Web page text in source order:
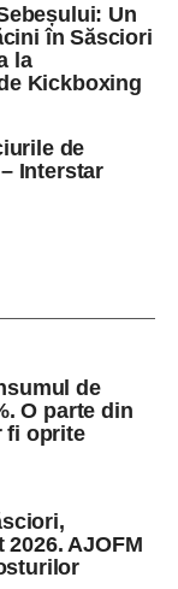
Un
în Săsciori
la
Kickboxing
de
Interstar
de
O parte din
fi oprite
AJOFM